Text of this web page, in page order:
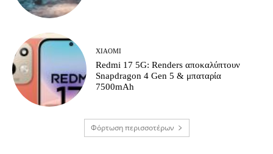
XIAOMI
Redmi 17 5G: Renders αποκαλύπτουν
Snapdragon 4 Gen 5 & μπαταρία
7500mAh
Φόρτωση περισσοτέρων